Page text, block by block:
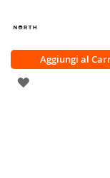
Aggiungi al
AGGIUNGI